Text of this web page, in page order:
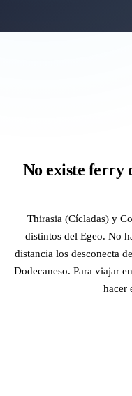
No existe ferry
Thirasia (Cícladas) y
distintos del Egeo. No
distancia los desconecta
Dodecaneso. Para viajar
hacer